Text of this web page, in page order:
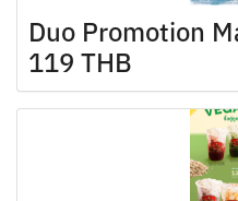
Duo Promotion
119 THB